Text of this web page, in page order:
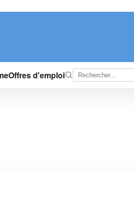
Offres d'emploi